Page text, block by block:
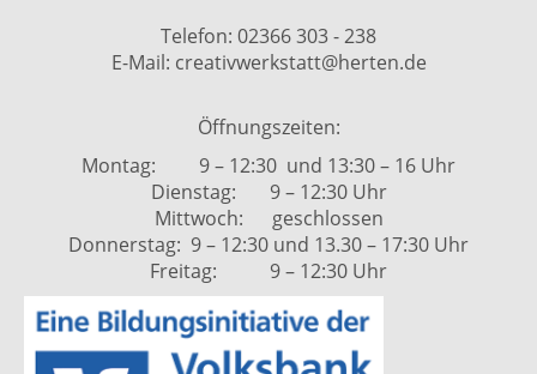
Telefon: 02366 303 - 238
E-Mail: creativwerkstatt@herten.de
Öffnungszeiten:
Montag: 9 – 12:30 und 13:30 – 16 Uhr
Dienstag: 9 – 12:30 Uhr
Mittwoch: geschlossen
Donnerstag: 9 – 12:30 und 13.30 – 17:30 Uhr
Freitag: 9 – 12:30 Uhr